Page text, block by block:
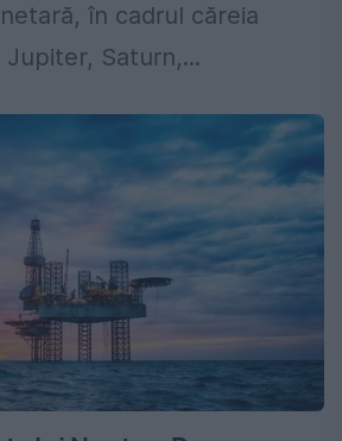
în cadrul căreia
Saturn,...